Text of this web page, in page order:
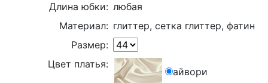
Длина юбки: любая
Материал: глиттер, сетка глиттер, фатин
Размер:
Цвет платья:
айвори